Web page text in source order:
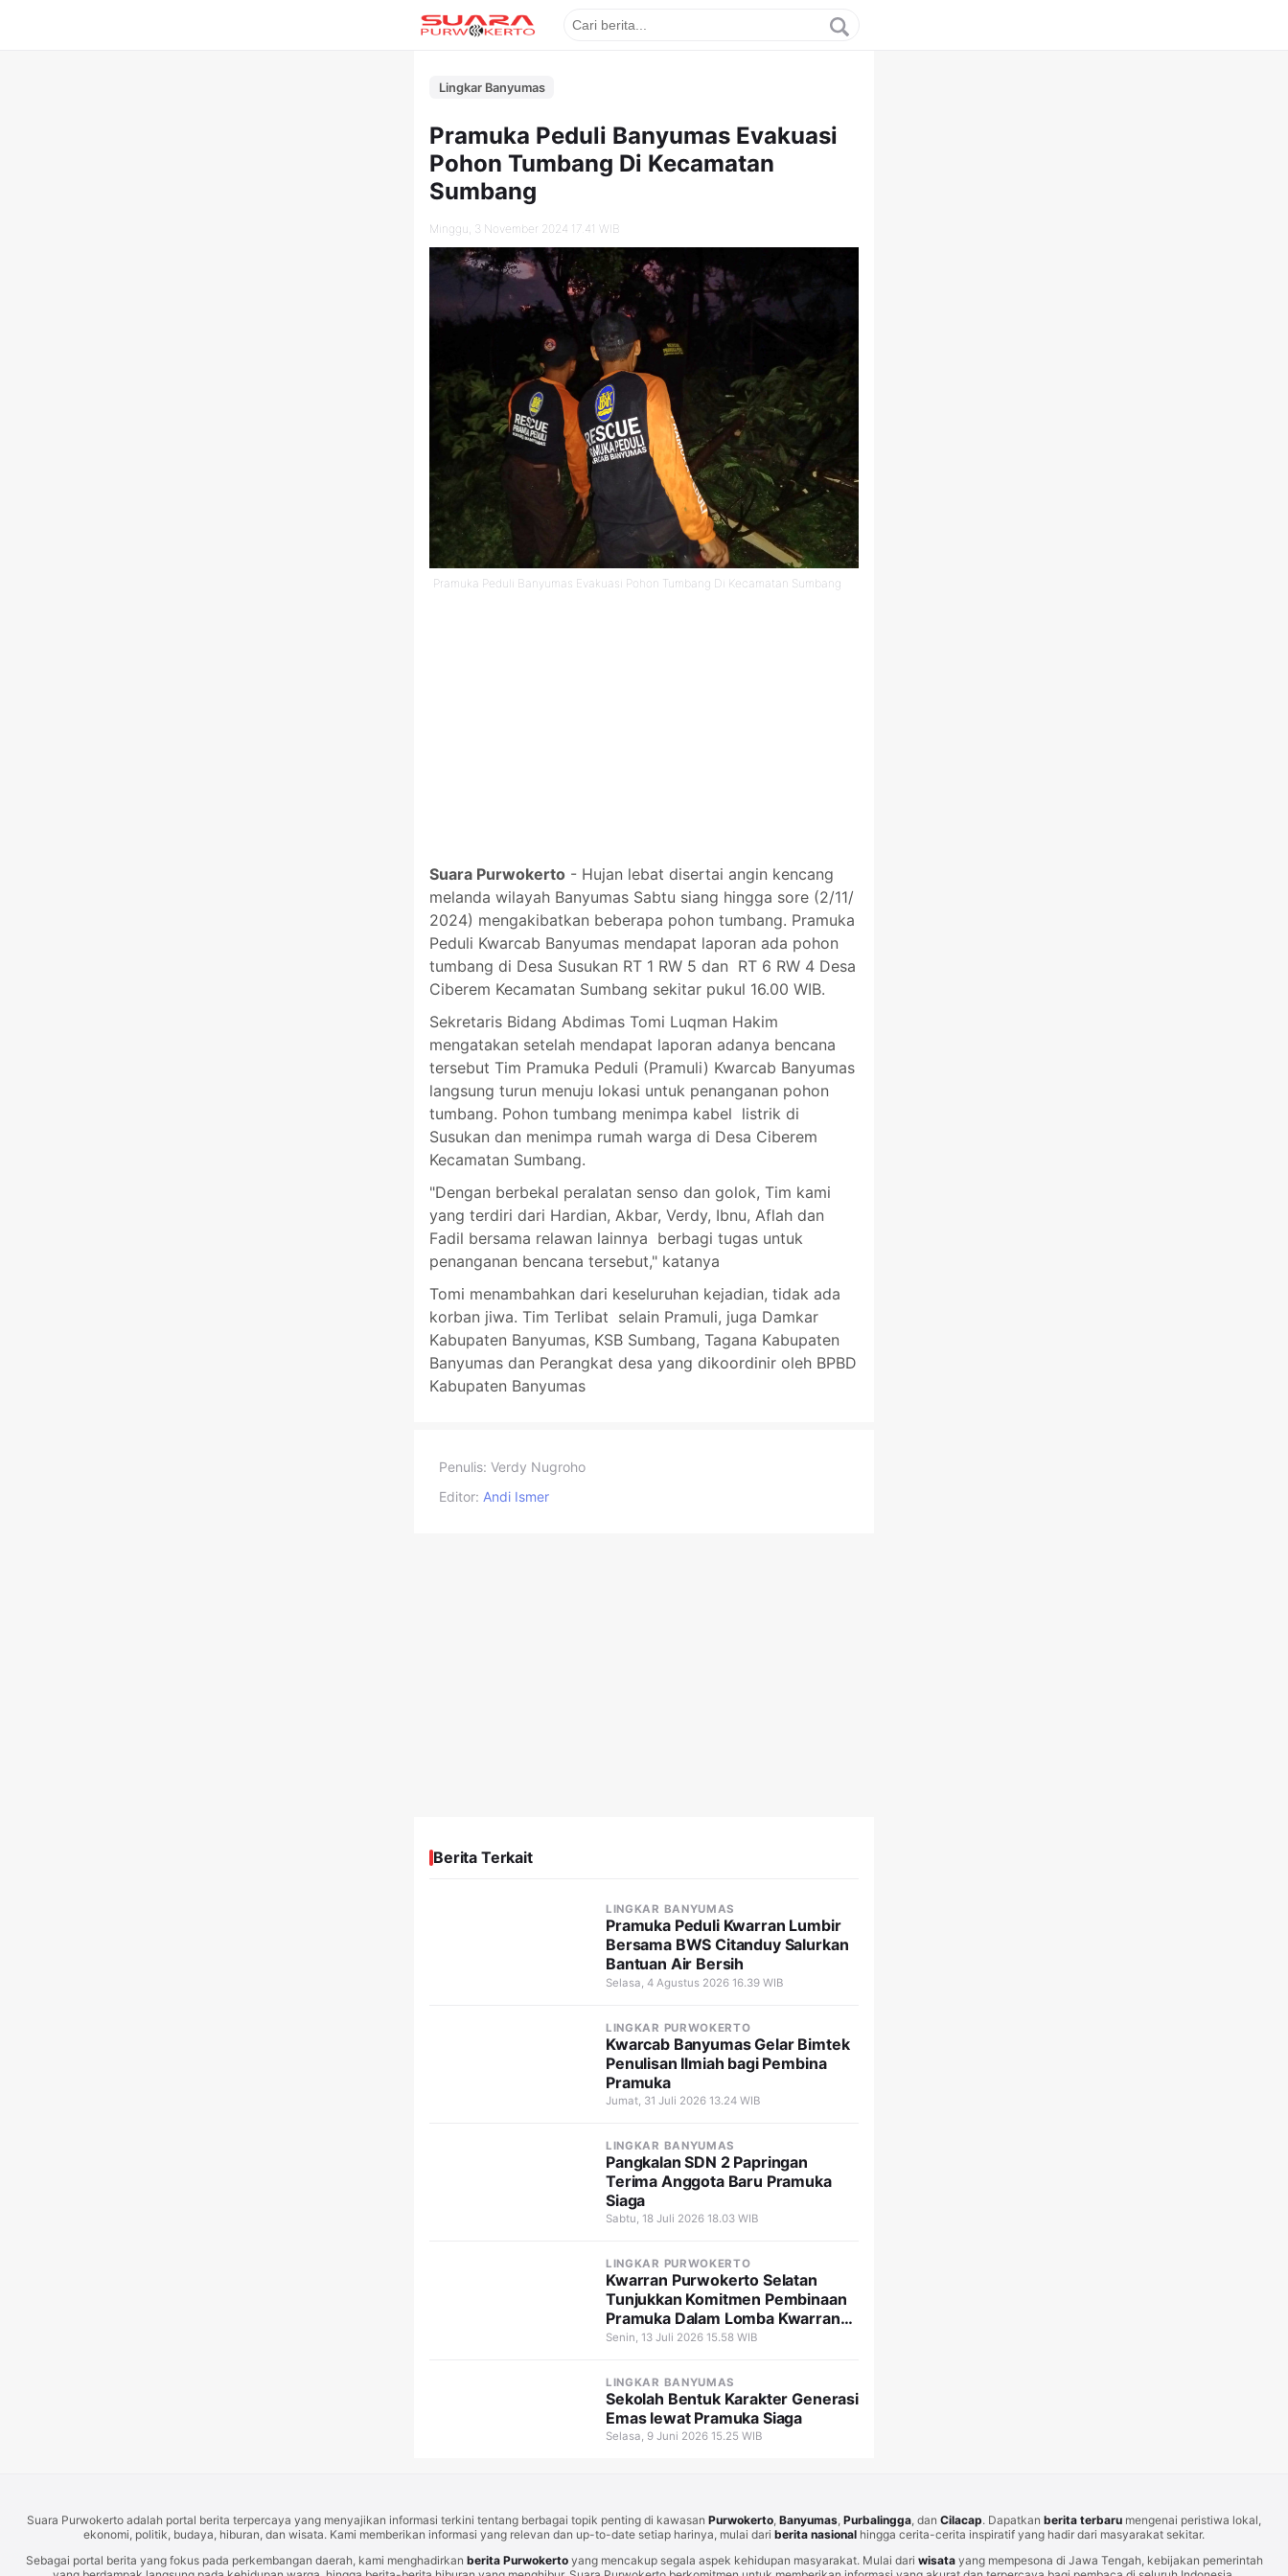
Lingkar Banyumas
Pramuka Peduli Banyumas Evakuasi
Pohon Tumbang Di Kecamatan
Sumbang
Minggu, 3 November 2024 17.41 WIB
Pramuka Peduli Banyumas Evakuasi Pohon Tumbang Di Kecamatan Sumbang
Suara Purwokerto - Hujan lebat disertai angin kencang
melanda wilayah Banyumas Sabtu siang hingga sore (2/11/
2024) mengakibatkan beberapa pohon tumbang. Pramuka
Peduli Kwarcab Banyumas mendapat laporan ada pohon
tumbang di Desa Susukan RT 1 RW 5 dan RT 6 RW 4 Desa
Ciberem Kecamatan Sumbang sekitar pukul 16.00 WIB.
Sekretaris Bidang Abdimas Tomi Luqman Hakim
mengatakan setelah mendapat laporan adanya bencana
tersebut Tim Pramuka Peduli (Pramuli) Kwarcab Banyumas
langsung turun menuju lokasi untuk penanganan pohon
tumbang. Pohon tumbang menimpa kabel listrik di
Susukan dan menimpa rumah warga di Desa Ciberem
Kecamatan Sumbang.
"Dengan berbekal peralatan senso dan golok, Tim kami
yang terdiri dari Hardian, Akbar, Verdy, Ibnu, Aflah dan
Fadil bersama relawan lainnya berbagi tugas untuk
penanganan bencana tersebut," katanya
Tomi menambahkan dari keseluruhan kejadian, tidak ada
korban jiwa. Tim Terlibat selain Pramuli, juga Damkar
Kabupaten Banyumas, KSB Sumbang, Tagana Kabupaten
Banyumas dan Perangkat desa yang dikoordinir oleh BPBD
Kabupaten Banyumas
Penulis: Verdy Nugroho
Editor: Andi Ismer
Berita Terkait
LINGKAR BANYUMAS
Pramuka Peduli Kwarran Lumbir
Bersama BWS Citanduy Salurkan
Bantuan Air Bersih
Selasa, 4 Agustus 2026 16.39 WIB
LINGKAR PURWOKERTO
Kwarcab Banyumas Gelar Bimtek
Penulisan Ilmiah bagi Pembina
Pramuka
Jumat, 31 Juli 2026 13.24 WIB
LINGKAR BANYUMAS
Pangkalan SDN 2 Papringan
Terima Anggota Baru Pramuka
Siaga
Sabtu, 18 Juli 2026 18.03 WIB
LINGKAR PURWOKERTO
Kwarran Purwokerto Selatan
Tunjukkan Komitmen Pembinaan
Pramuka Dalam Lomba Kwarran
Tergiat 2026
Senin, 13 Juli 2026 15.58 WIB
LINGKAR BANYUMAS
Sekolah Bentuk Karakter Generasi
Emas lewat Pramuka Siaga
Selasa, 9 Juni 2026 15.25 WIB
Suara Purwokerto adalah portal berita terpercaya yang menyajikan informasi terkini tentang berbagai topik penting di kawasan Purwokerto, Banyumas, Purbalingga, dan Cilacap. Dapatkan berita terbaru mengenai peristiwa lokal,
ekonomi, politik, budaya, hiburan, dan wisata. Kami memberikan informasi yang relevan dan up-to-date setiap harinya, mulai dari berita nasional hingga cerita-cerita inspiratif yang hadir dari masyarakat sekitar.
Sebagai portal berita yang fokus pada perkembangan daerah, kami menghadirkan berita Purwokertoyang mencakup segala aspek kehidupan masyarakat. Mulai dari wisatayang mempesona di Jawa Tengah, kebijakan pemerintah